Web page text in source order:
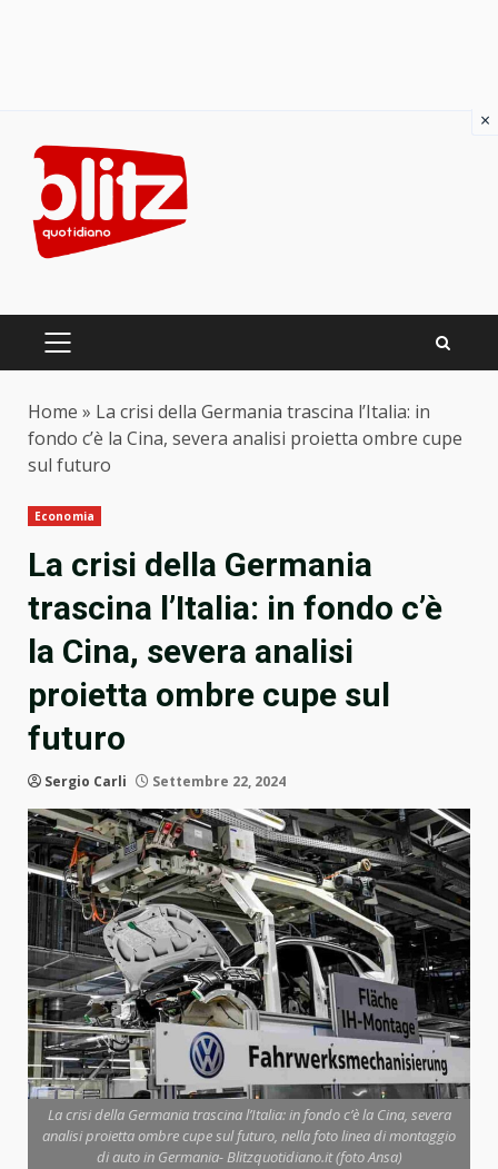
content
PRIMARY
Home » La crisi della Germania trascina l’Italia: in
fondo c’è la Cina, severa analisi proietta ombre cupe
sul futuro
Economia
La crisi della Germania
trascina l’Italia: in fondo c’è
la Cina, severa analisi
proietta ombre cupe sul
futuro
Sergio Carli Settembre 22, 2024
La crisi della Germania trascina l’Italia: in fondo c’è la Cina, severa
analisi proietta ombre cupe sul futuro, nella foto linea di montaggio
di auto in Germania- Blitzquotidiano.it (foto Ansa)
×